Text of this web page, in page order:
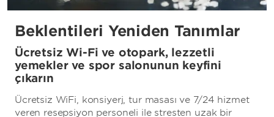
Beklentileri Yeniden Tanımlar
Ücretsiz Wi-Fi ve otopark, lezzetli
yemekler ve spor salonunun keyfini
çıkarın
Ücretsiz WiFi, konsiyerj, tur masası ve 7/24 hizmet
veren resepsiyon personeli ile stresten uzak bir